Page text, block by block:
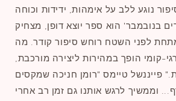
נוגע ללב על אימהות, ידידות וכוחה
בנובמבר' הוא ספר יוצא דופן, מצחיק
לפני השטח רוחש סיפור קודר. מה
קומי הופך במהירות ליצירה מורכבת,
פייננשל טיימס "רומן חניכה שמקסים
וממשיך לרגש אותנו גם זמן רב אחרי